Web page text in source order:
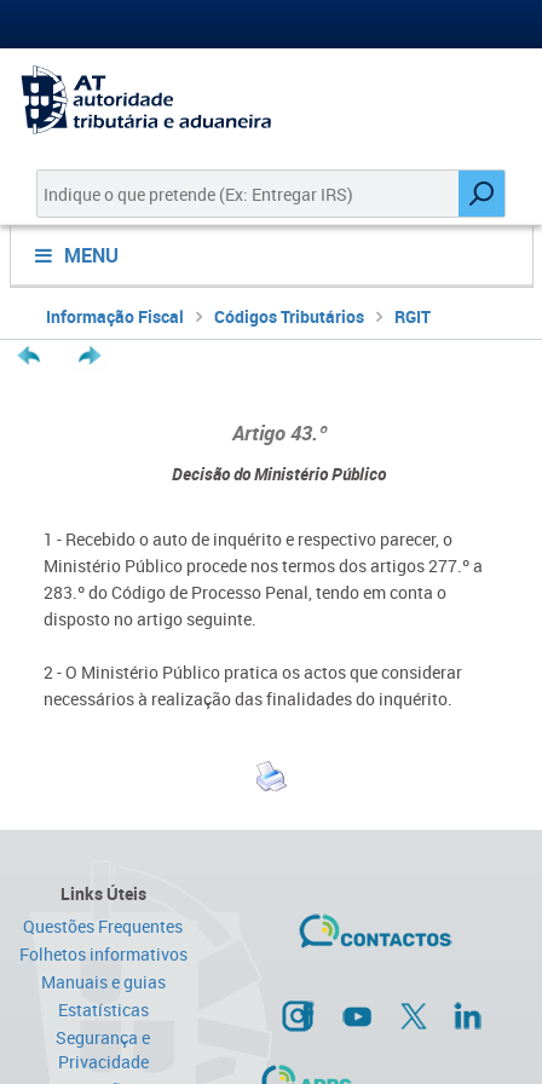
MENU
Informação Fiscal Códigos Tributários RGIT
Artigo 43.º
Decisão do Ministério Público
1 - Recebido o auto de inquérito e respectivo parecer, o
Ministério Público procede nos termos dos artigos 277.º a
283.º do Código de Processo Penal, tendo em conta o
disposto no artigo seguinte.
2 - O Ministério Público pratica os actos que considerar
necessários à realização das finalidades do inquérito.
Links Úteis
Questões Frequentes
Folhetos informativos
Manuais e guias
Estatísticas
Segurança e
Privacidade